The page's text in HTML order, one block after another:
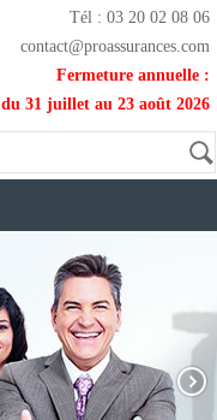
Tél : 03 20 02 08 06
contact@proassurances.com
Fermeture annuelle :
du 31 juillet au 23 août 2026